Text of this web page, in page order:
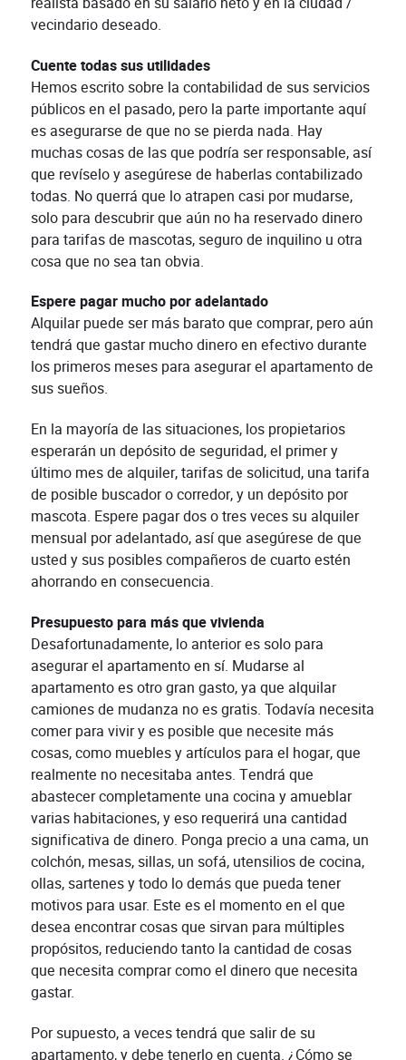
vecindario deseado.
Cuente todas sus utilidades
Hemos escrito sobre la contabilidad de sus servicios
públicos en el pasado, pero la parte importante aquí
es asegurarse de que no se pierda nada. Hay
muchas cosas de las que podría ser responsable, así
que revíselo y asegúrese de haberlas contabilizado
todas. No querrá que lo atrapen casi por mudarse,
solo para descubrir que aún no ha reservado dinero
para tarifas de mascotas, seguro de inquilino u otra
cosa que no sea tan obvia.
Espere pagar mucho por adelantado
Alquilar puede ser más barato que comprar, pero aún
tendrá que gastar mucho dinero en efectivo durante
los primeros meses para asegurar el apartamento de
sus sueños.
En la mayoría de las situaciones, los propietarios
esperarán un depósito de seguridad, el primer y
último mes de alquiler, tarifas de solicitud, una tarifa
de posible buscador o corredor, y un depósito por
mascota. Espere pagar dos o tres veces su alquiler
mensual por adelantado, así que asegúrese de que
usted y sus posibles compañeros de cuarto estén
ahorrando en consecuencia.
Presupuesto para más que vivienda
Desafortunadamente, lo anterior es solo para
asegurar el apartamento en sí. Mudarse al
apartamento es otro gran gasto, ya que alquilar
camiones de mudanza no es gratis. Todavía necesita
comer para vivir y es posible que necesite más
cosas, como muebles y artículos para el hogar, que
realmente no necesitaba antes. Tendrá que
abastecer completamente una cocina y amueblar
varias habitaciones, y eso requerirá una cantidad
significativa de dinero. Ponga precio a una cama, un
colchón, mesas, sillas, un sofá, utensilios de cocina,
ollas, sartenes y todo lo demás que pueda tener
motivos para usar. Este es el momento en el que
desea encontrar cosas que sirvan para múltiples
propósitos, reduciendo tanto la cantidad de cosas
que necesita comprar como el dinero que necesita
gastar.
Por supuesto, a veces tendrá que salir de su
apartamento, y debe tenerlo en cuenta. ¿Cómo se